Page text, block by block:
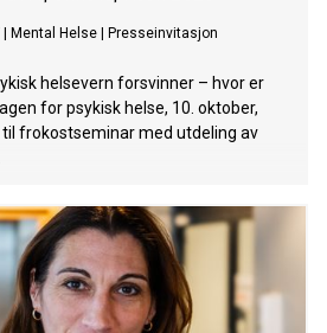
Mental Helse Presseinvitasjon
helsevern forsvinner – hvor er
for psykisk helse, 10. oktober,
frokostseminar med utdeling av